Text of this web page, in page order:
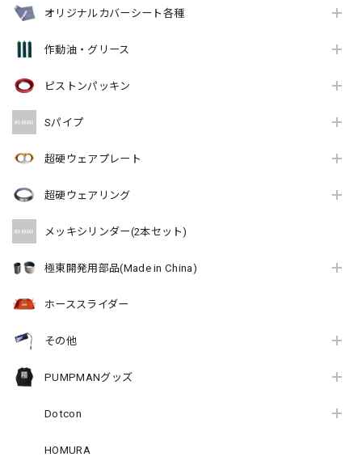
オリジナルカバーシート各種
作動油・グリース
ピストンパッキン
Sパイプ
超硬ウェアプレート
超硬ウェアリング
メッキシリンダー(2本セット)
極東開発用部品(Made in China)
ホーススライダー
その他
PUMPMANグッズ
Dotcon
HOMURA